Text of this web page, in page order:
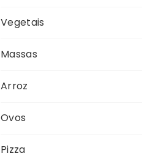
Vegetais
Massas
Arroz
Ovos
Pizza